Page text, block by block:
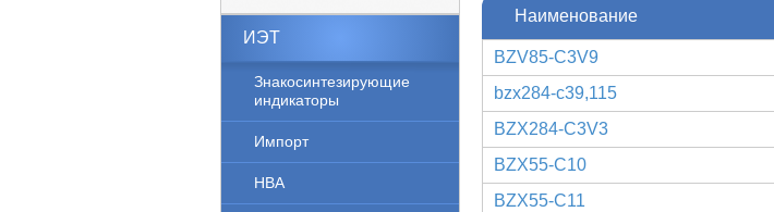
ИЭТ
Знакосинтезирующие
индикаторы
Импорт
НВА
Наименование
BZV85-C3V9
bzx284-c39,115
BZX284-C3V3
BZX55-C10
BZX55-C11